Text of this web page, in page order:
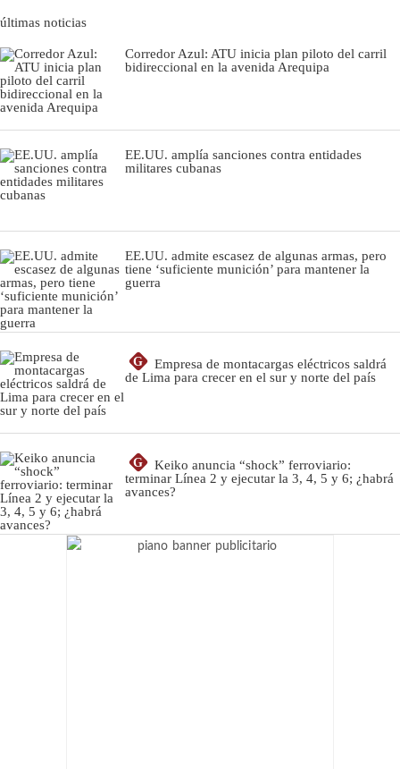
últimas noticias
Corredor Azul: ATU inicia plan piloto del carril
bidireccional en la avenida Arequipa
EE.UU. amplía sanciones contra entidades
militares cubanas
EE.UU. admite escasez de algunas armas, pero
tiene ‘suficiente munición’ para mantener la
guerra
G
Empresa de montacargas eléctricos saldrá
de Lima para crecer en el sur y norte del país
G
Keiko anuncia “shock” ferroviario:
terminar Línea 2 y ejecutar la 3, 4, 5 y 6; ¿habrá
avances?